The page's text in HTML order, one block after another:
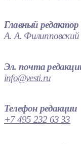
Главный редактор
А. А. Филипповский
Эл. почта
info@vesti.ru
Телефон редакции
+7 495 232 63 33